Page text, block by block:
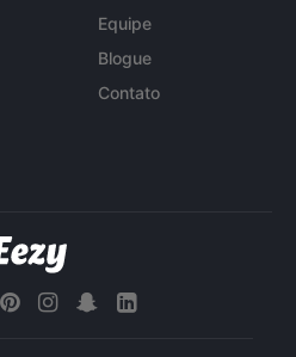
Equipe
Blogue
Contato